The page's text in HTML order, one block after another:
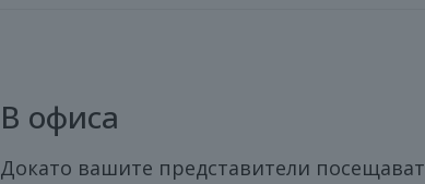
В офиса
Докато вашите представители посещават